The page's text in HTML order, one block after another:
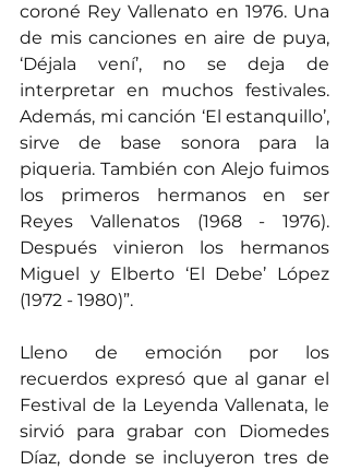
coroné Rey Vallenato en 1976. Una
de mis canciones en aire de puya,
‘Déjala vení’, no se deja de
interpretar en muchos festivales.
Además, mi canción ‘El estanquillo’,
sirve de base sonora para la
piqueria. También con Alejo fuimos
los primeros hermanos en ser
Reyes Vallenatos (1968 - 1976).
Después vinieron los hermanos
Miguel y Elberto ‘El Debe’ López
(1972 - 1980)”.
Lleno de emoción por los
recuerdos expresó que al ganar el
Festival de la Leyenda Vallenata, le
sirvió para grabar con Diomedes
Díaz, donde se incluyeron tres de